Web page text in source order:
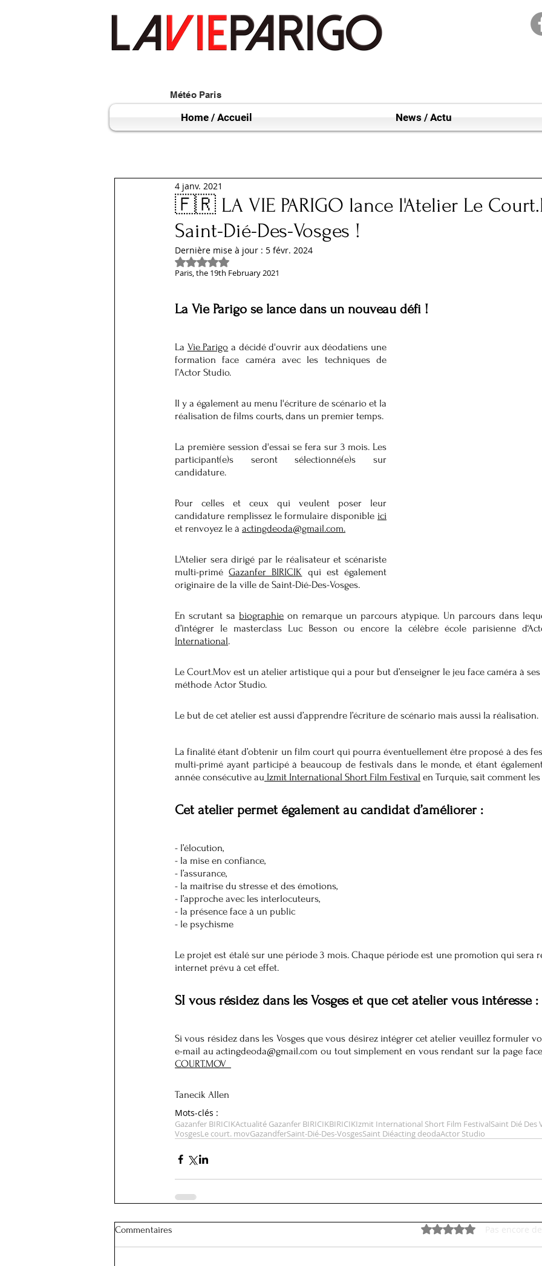
Météo Paris
Home / Accueil News / Actu
🇫🇷 LA VIE PARIGO lance l'Atelier Le
Saint-Dié-Des-Vosges !
4 janv. 2021
Dernière mise à jour : 5 févr. 2024
Noté NaN étoiles sur 5.
Paris, the 19th February 2021
La Vie Parigo se lance dans un nouveau défi !
La Vie Parigo a décidé d'ouvrir aux déodatiens une
formation face caméra avec les techniques de
l’Actor Studio.
Il y a également au menu l'écriture de scénario et la
réalisation de films courts, dans un premier temps.
La première session d'essai se fera sur 3 mois. Les
participant(e)s seront sélectionné(e)s sur
candidature.
Pour celles et ceux qui veulent poser leur
candidature remplissez le formulaire disponible ici
et renvoyez le à actingdeoda@gmail.com.
L'Atelier sera dirigé par le réalisateur et scénariste
multi-primé Gazanfer BIRICIK qui est également
originaire de la ville de Saint-Dié-Des-Vosges.
En scrutant sa biographie on remarque un parcours atypique. Un parcours dans
d’intégrer le masterclass Luc Besson ou encore la célèbre école parisienne
International.
Le Court.Mov est un atelier artistique qui a pour but d’enseigner le jeu face caméra à
méthode Actor Studio.
Le but de cet atelier est aussi d’apprendre l’écriture de scénario mais aussi la réalisation.
La finalité étant d’obtenir un film court qui pourra éventuellement être proposé à des
multi-primé ayant participé à beaucoup de festivals dans le monde, et étant
année consécutive au Izmit International Short Film Festival en Turquie, sait comment
Cet atelier permet également au candidat d’améliorer :
- l’élocution,
- la mise en confiance,
- l’assurance,
- la maîtrise du stresse et des émotions,
- l’approche avec les interlocuteurs,
- la présence face à un public
- le psychisme
Le projet est étalé sur une période 3 mois. Chaque période est une promotion qui sera
internet prévu à cet effet.
SI vous résidez dans les Vosges et que cet atelier vous intéresse :
Si vous résidez dans les Vosges que vous désirez intégrer cet atelier veuillez formuler
e-mail au actingdeoda@gmail.com ou tout simplement en vous rendant sur la page
COURT.MOV
Tanecik Allen
Mots-clés :
Gazanfer BIRICIKActualité Gazanfer BIRICIKBIRICIKIzmit International Short Film FestivalSaint Dié Des
VosgesLe court. movGazandferSaint-Dié-Des-VosgesSaint Diéacting deodaActor Studio
Commentaires Noté 0 étoile sur 5.